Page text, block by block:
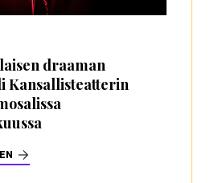
draaman
Kansallisteatterin